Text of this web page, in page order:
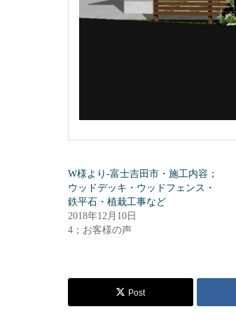
W様より-富士吉田市・施工内容；
ウッドデッキ・ウッドフェンス・
鉄平石・植栽工事など
2018年12月10日
4；お客様の声
Post